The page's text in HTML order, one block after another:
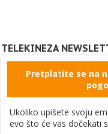
TELEKINEZA
Pretplatite se na
Ukoliko upišete svoju
evo što će vas dočekati